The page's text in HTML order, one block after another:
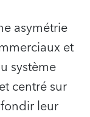
asymétrie
et
système
centré sur
leur